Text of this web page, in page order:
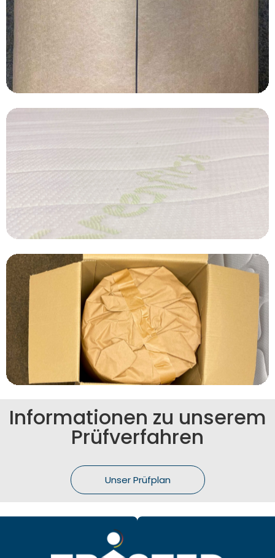
Informationen zu unserem
Prüfverfahren
Unser Prüfplan